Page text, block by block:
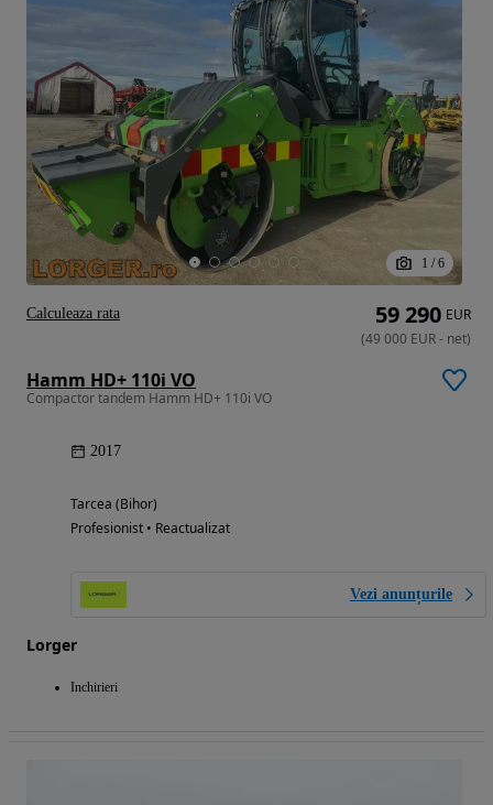
1 / 6
Hamm HD+ 110i VO
Compactor tandem Hamm HD+ 110i VO
2017
Tarcea (Bihor)
Profesionist • Reactualizat
Vezi anunțurile
Lorger
Inchirieri
59 290 EUR
(49 000 EUR- net)
Calculeaza rata